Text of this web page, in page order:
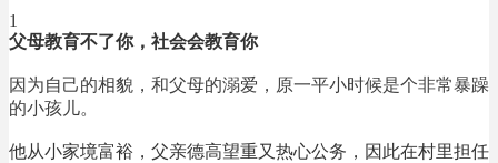
1
父母教育不了你，社会会教育你
因为自己的相貌，和父母的溺爱，原一平小时候是个非常暴躁
的小孩儿。
他从小家境富裕，父亲德高望重又热心公务，因此在村里担任